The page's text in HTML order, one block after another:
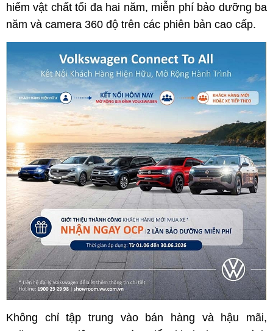
hiểm vật chất tối đa hai năm, miễn phí bảo dưỡng ba
năm và camera 360 độ trên các phiên bản cao cấp.
Không chỉ tập trung vào bán hàng và hậu mãi,